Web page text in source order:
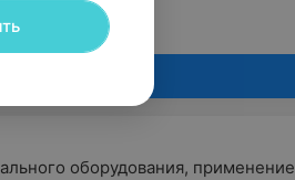
оборудования,